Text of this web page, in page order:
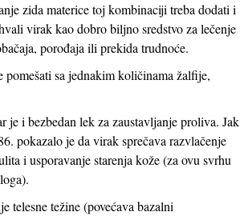
zida materice toj kombinaciji treba dodati i
virak kao dobro biljno sredstvo za lečenje
porođaja ili prekida trudnoće.
sa jednakim količinama žalfije,
i bezbedan lek za zaustavljanje proliva. Jak
pokazalo je da virak sprečava razvlačenje
i usporavanje starenja kože (za ovu svrhu
telesne težine (povećava bazalni